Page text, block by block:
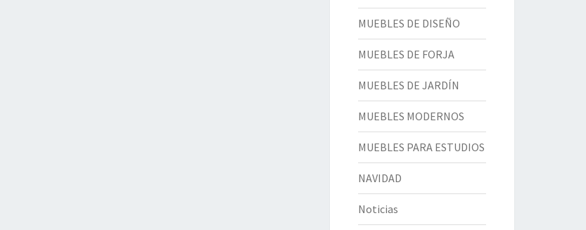
MUEBLES DE DISEÑO
MUEBLES DE FORJA
MUEBLES DE JARDÍN
MUEBLES MODERNOS
MUEBLES PARA ESTUDIOS
NAVIDAD
Noticias